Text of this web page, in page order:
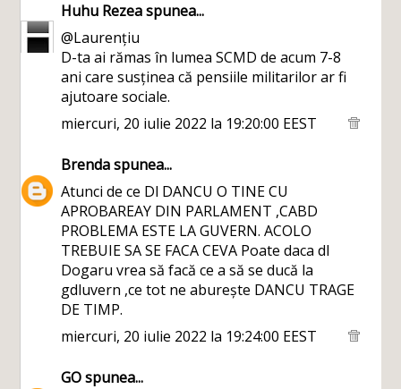
Huhu Rezeaspunea...
@Laurențiu
D-ta ai rămas în lumea SCMD de acum 7-8
ani care susținea că pensiile militarilor ar fi
ajutoare sociale.
miercuri, 20 iulie 2022 la 19:20:00 EEST
Brendaspunea...
Atunci de ce Dl DANCU O TINE CU
APROBAREAY DIN PARLAMENT ,CABD
PROBLEMA ESTE LA GUVERN. ACOLO
TREBUIE SA SE FACA CEVA Poate daca dl
Dogaru vrea să facă ce a să se ducă la
gdluvern ,ce tot ne aburește DANCU TRAGE
DE TIMP.
miercuri, 20 iulie 2022 la 19:24:00 EEST
GOspunea...